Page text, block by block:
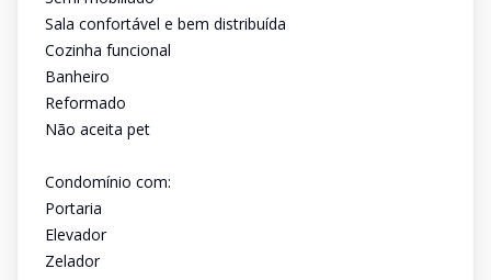
Sala confortável e bem distribuída
Cozinha funcional
Banheiro
Reformado
Não aceita pet
Condomínio com:
Portaria
Elevador
Zelador